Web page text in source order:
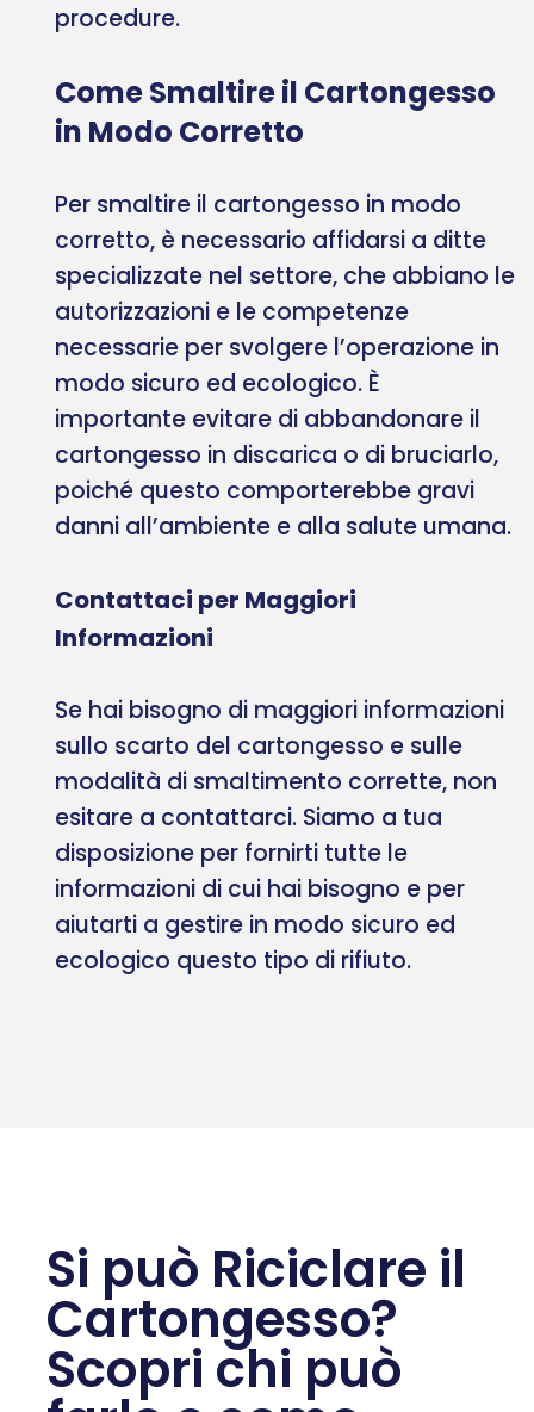
procedure.
Come Smaltire il Cartongesso
in Modo Corretto
Per smaltire il cartongesso in modo
corretto, è necessario affidarsi a ditte
specializzate nel settore, che abbiano le
autorizzazioni e le competenze
necessarie per svolgere l’operazione in
modo sicuro ed ecologico. È
importante evitare di abbandonare il
cartongesso in discarica o di bruciarlo,
poiché questo comporterebbe gravi
danni all’ambiente e alla salute umana.
Contattaci per Maggiori
Informazioni
Se hai bisogno di maggiori informazioni
sullo scarto del cartongesso e sulle
modalità di smaltimento corrette, non
esitare a contattarci. Siamo a tua
disposizione per fornirti tutte le
informazioni di cui hai bisogno e per
aiutarti a gestire in modo sicuro ed
ecologico questo tipo di rifiuto.
Si può Riciclare il
Cartongesso?
Scopri chi può